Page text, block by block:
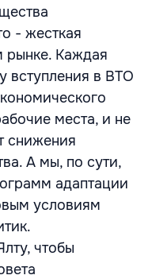
- жесткая
рынке. Каждая
вступления в ВТО
места, и не
снижения
А мы, по сути,
адаптации
условиям
чтобы